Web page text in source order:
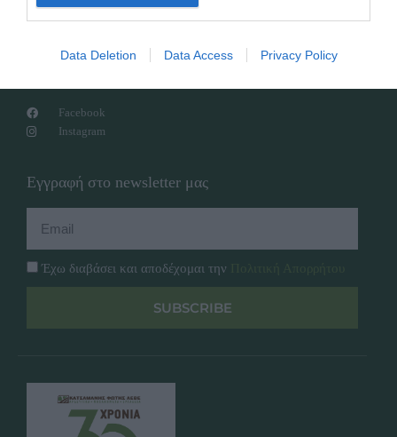
Data Deletion Data Access Privacy Policy
Επικοινωνία
Facebook
Instagram
Εγγραφή στο newsletter μας
Έχω διαβάσει και αποδέχομαι την
SUBSCRIBE